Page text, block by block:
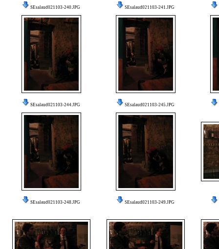
SEsalaud021103-240.JPG SEsalaud021103-241.JPG
SEsalaud021103-244.JPG SEsalaud021103-245.JPG
SEsalaud021103-248.JPG SEsalaud021103-249.JPG